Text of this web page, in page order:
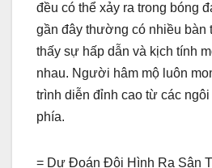
đều có thể xảy ra trong bóng
gần đây thường có nhiều bàn
thấy sự hấp dẫn và kịch tính
nhau. Người hâm mộ luôn
trình diễn đỉnh cao từ các
phía.
= Dự Đoán Đội Hình Ra Sân